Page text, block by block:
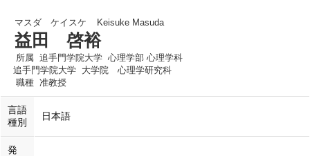
マスダ ケイスケ Keisuke Masuda
益田 啓裕
所属 追手門学院大学 心理学部 心理学科
追手門学院大学 大学院 心理学研究科
職種 准教授
言語
種別
日本語
発